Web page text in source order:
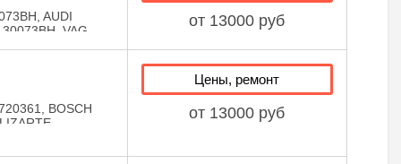
AUDI
VAG
от 13000 руб
BOSCH
Цены, ремонт
от 13000 руб